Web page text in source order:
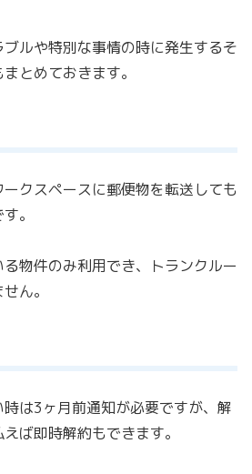
ルや特別な事情の時に発生するそ
とめておきます。
クスペースに郵便物を転送しても
。
物件のみ利用でき、トランクルー
ん。
は3ヶ月前通知が必要ですが、解
ば即時解約もできます。